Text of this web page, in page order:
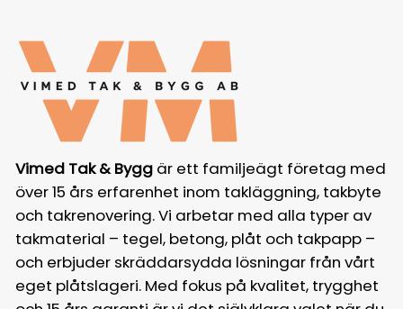
Vimed Tak & Byggär ett familjeägt företag med
över 15 års erfarenhet inom takläggning, takbyte
och takrenovering. Vi arbetar med alla typer av
takmaterial – tegel, betong, plåt och takpapp –
och erbjuder skräddarsydda lösningar från vårt
eget plåtslageri. Med fokus på kvalitet, trygghet